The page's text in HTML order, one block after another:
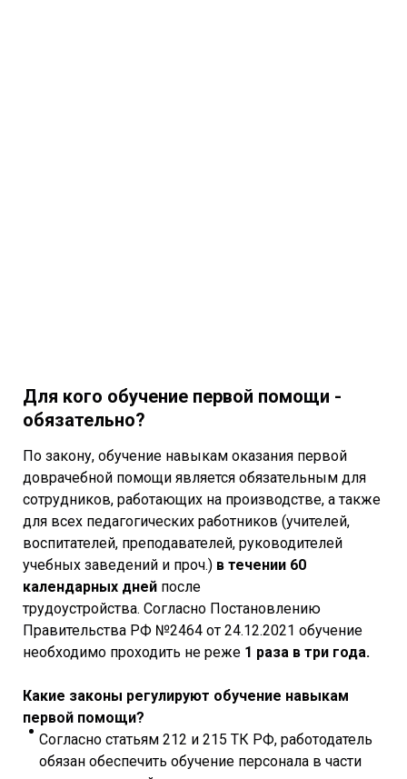
Для кого обучение первой помощи -
обязательно?
По закону, обучение навыкам оказания первой
доврачебной помощи является обязательным для
сотрудников, работающих на производстве, а также
для всех педагогических работников (учителей,
воспитателей, преподавателей, руководителей
учебных заведений и проч.) в течении 60
календарных дней после
трудоустройства. Согласно Постановлению
Правительства РФ №2464 от 24.12.2021 обучение
необходимо проходить не реже 1 раза в три года.
Какие законы регулируют обучение навыкам
первой помощи?
Согласно статьям 212 и 215 ТК РФ, работодатель
обязан обеспечить обучение персонала в части